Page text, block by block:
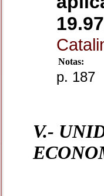
Notas:
p. 187
V.-